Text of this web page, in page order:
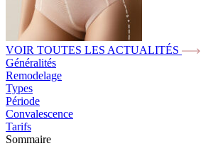
VOIR TOUTES LES ACTUALITÉS
Généralités
Remodelage
Types
Période
Convalescence
Tarifs
Sommaire